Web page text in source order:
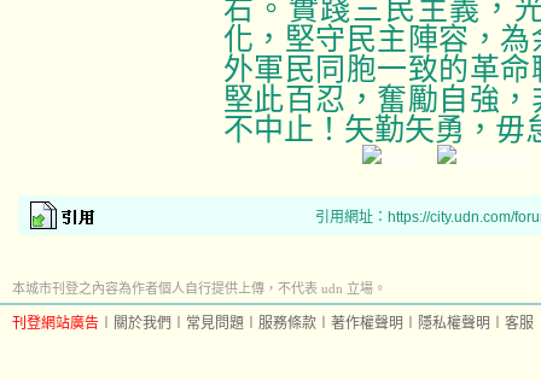
右。實踐三民主義，
化，堅守民主陣容，
外軍民同胞一致的革
堅此百忍，奮勵自強
不中止！矢勤矢勇，毋
引用網址：https://city.udn.com/
本城市刊登之內容為作者個人自行提供上傳，不代表 udn 立場。
刊登網站廣告 關於我們 常見問題 服務條款 著作權聲明 隱私權聲明 客服